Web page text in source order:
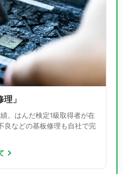
」
。はんだ検定1級取得者が在
良などの基板修理も自社で完